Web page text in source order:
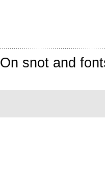
On snot and